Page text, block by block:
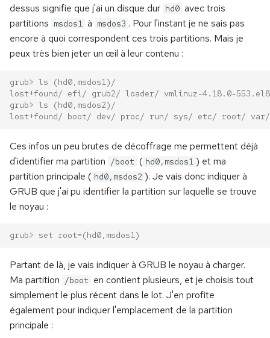
dessus signifie que j'ai un disque dur hd0 avec trois
partitions msdos1 à msdos3 . Pour l'instant je ne sais pas
encore à quoi correspondent ces trois partitions. Mais je
peux très bien jeter un œil à leur contenu :
grub> ls (hd0,msdos1)/
lost+found/ efi/ grub2/ loader/ vmlinuz-4.18.0-
grub> ls (hd0,msdos2)/
lost+found/ boot/ dev/ proc/ run/ sys/ etc/ root/
Ces infos un peu brutes de décoffrage me permettent déjà
d'identifier ma partition
/boot ( hd0,msdos1 ) et ma
partition principale ( hd0,msdos2 ). Je vais donc indiquer à
GRUB que j'ai pu identifier la partition sur laquelle se trouve
le noyau :
grub> set root=(hd0,msdos1)
Partant de là, je vais indiquer à GRUB le noyau à charger.
Ma partition
/boot en contient plusieurs, et je choisis tout
simplement le plus récent dans le lot. J'en profite
également pour indiquer l'emplacement de la partition
principale :